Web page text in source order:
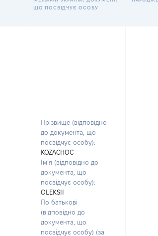
ЩО ПОСВІДЧУЄ ОСОБУ
Прізвище (відповідно
до документа, що
посвідчує особу):
KOZACHOC
Ім’я (відповідно до
документа, що
посвідчує особу):
OLEKSII
По батькові
(відповідно до
документа, що
посвідчує особу) (за